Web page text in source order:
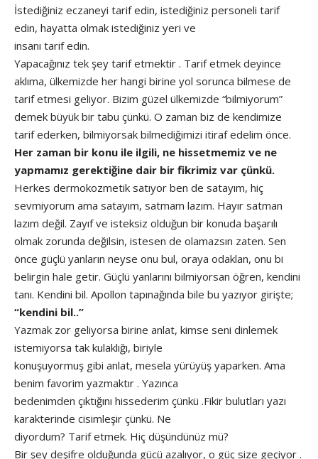
İstediğiniz eczaneyi tarif edin, istediğiniz personeli tarif
edin, hayatta olmak istediğiniz yeri ve
insanı tarif edin.
Yapacağınız tek şey tarif etmektir . Tarif etmek deyince
aklıma, ülkemizde her hangi birine yol sorunca bilmese de
tarif etmesi geliyor. Bizim güzel ülkemizde “bilmiyorum”
demek büyük bir tabu çünkü. O zaman biz de kendimize
tarif ederken, bilmiyorsak bilmediğimizi itiraf edelim önce.
Her zaman bir konu ile ilgili, ne hissetmemiz ve ne
yapmamız gerektiğine dair bir fikrimiz var çünkü.
Herkes dermokozmetik satıyor ben de satayım, hiç
sevmiyorum ama satayım, satmam lazım. Hayır satman
lazım değil. Zayıf ve isteksiz olduğun bir konuda başarılı
olmak zorunda değilsin, istesen de olamazsın zaten. Sen
önce güçlü yanların neyse onu bul, oraya odaklan, onu bi
belirgin hale getir. Güçlü yanlarını bilmiyorsan öğren, kendini
tanı. Kendini bil. Apollon tapınağında bile bu yazıyor girişte;
“kendini bil..”
Yazmak zor geliyorsa birine anlat, kimse seni dinlemek
istemiyorsa tak kulaklığı, biriyle
konuşuyormuş gibi anlat, mesela yürüyüş yaparken. Ama
benim favorim yazmaktır . Yazınca
bedenimden çıktığını hissederim çünkü .Fikir bulutları yazı
karakterinde cisimleşir çünkü. Ne
diyordum? Tarif etmek. Hiç düşündünüz mü?
Bir şey deşifre olduğunda gücü azalıyor, o güç size geçiyor .